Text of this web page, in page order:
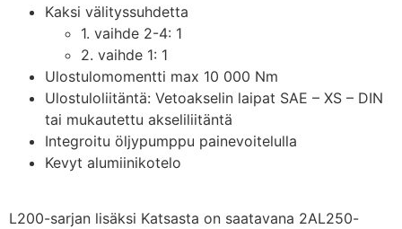
Kaksi välityssuhdetta
1. vaihde 2-4: 1
2. vaihde 1: 1
Ulostulomomentti max 10 000 Nm
Ulostuloliitäntä: Vetoakselin laipat SAE – XS – DIN
tai mukautettu akseliliitäntä
Integroitu öljypumppu painevoitelulla
Kevyt alumiinikotelo
L200-sarjan lisäksi Katsasta on saatavana 2AL250-